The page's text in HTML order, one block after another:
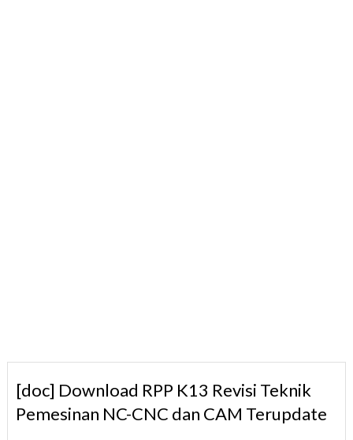
[doc] Download RPP K13 Revisi Teknik
Pemesinan NC-CNC dan CAM Terupdate